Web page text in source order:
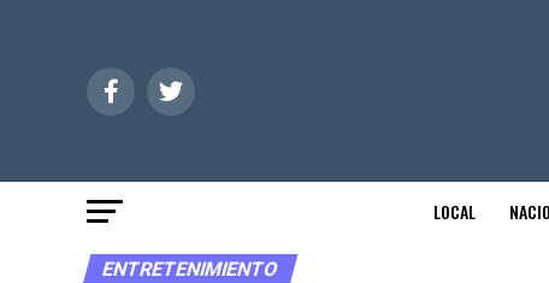
LOCAL
ENTRETENIMIENTO